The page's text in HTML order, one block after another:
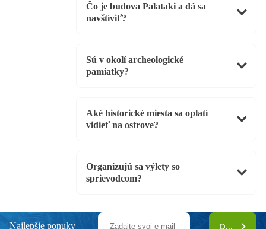
Čo je budova Palataki a dá sa
navštíviť?
Sú v okolí archeologické
pamiatky?
Aké historické miesta sa oplatí
vidieť na ostrove?
Organizujú sa výlety so
sprievodcom?
Najlepšie ponuky ODOBERAŤ